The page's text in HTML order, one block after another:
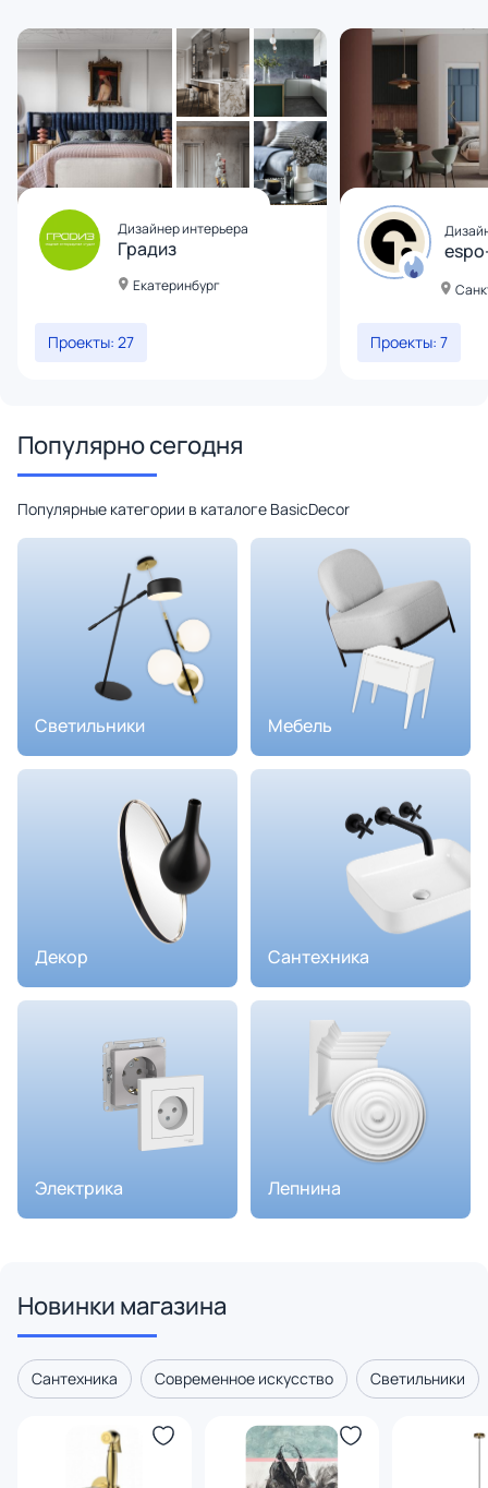
Дизайнер интерьера
Градиз
Екатеринбург
Проекты: 27 Проекты: 7
Популярно сегодня
Популярные категории в каталоге BasicDecor
Светильники Мебель
Декор Сантехника
Электрика Лепнина
Новинки магазина
Сантехника Современное искусство Светильники